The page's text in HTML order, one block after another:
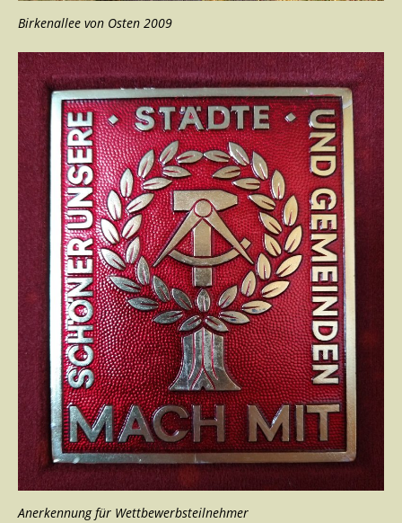
Birkenallee von Osten 2009
Anerkennung für Wettbewerbsteilnehmer